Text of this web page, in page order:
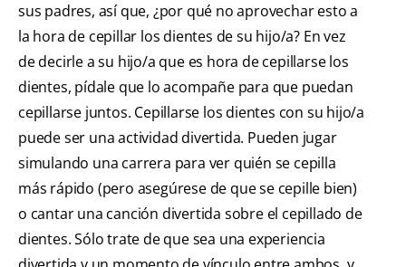
sus padres, así que, ¿por qué no aprovechar esto a
la hora de cepillar los dientes de su hijo/a? En vez
de decirle a su hijo/a que es hora de cepillarse los
dientes, pídale que lo acompañe para que puedan
cepillarse juntos. Cepillarse los dientes con su hijo/a
puede ser una actividad divertida. Pueden jugar
simulando una carrera para ver quién se cepilla
más rápido (pero asegúrese de que se cepille bien)
o cantar una canción divertida sobre el cepillado de
dientes. Sólo trate de que sea una experiencia